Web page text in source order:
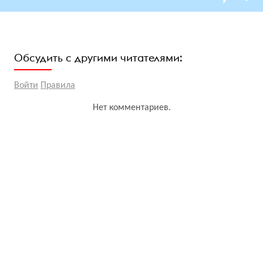
Обсудить с другими читателями:
Войти Правила
Нет комментариев.